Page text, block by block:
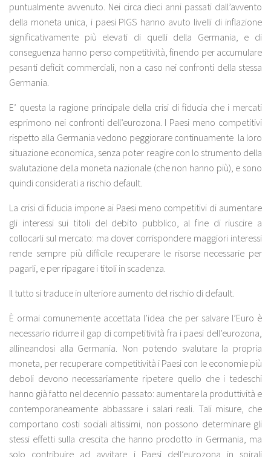
puntualmente avvenuto. Nei circa dieci anni passati dall’avvento
della moneta unica, i paesi PIGS hanno avuto livelli di inflazione
significativamente più elevati di quelli della Germania, e di
conseguenza hanno perso competitività, finendo per accumulare
pesanti deficit commerciali, non a caso nei confronti della stessa
Germania.
E’ questa la ragione principale della crisi di fiducia che i mercati
esprimono nei confronti dell’eurozona. I Paesi meno competitivi
rispetto alla Germania vedono peggiorare continuamente la loro
situazione economica, senza poter reagire con lo strumento della
svalutazione della moneta nazionale (che non hanno più), e sono
quindi considerati a rischio default.
La crisi di fiducia impone ai Paesi meno competitivi di aumentare
gli interessi sui titoli del debito pubblico, al fine di riuscire a
collocarli sul mercato: ma dover corrispondere maggiori interessi
rende sempre più difficile recuperare le risorse necessarie per
pagarli, e per ripagare i titoli in scadenza.
Il tutto si traduce in ulteriore aumento del rischio di default.
È ormai comunemente accettata l’idea che per salvare l’Euro è
necessario ridurre il gap di competitività fra i paesi dell’eurozona,
allineandosi alla Germania. Non potendo svalutare la propria
moneta, per recuperare competitività i Paesi con le economie più
deboli devono necessariamente ripetere quello che i tedeschi
hanno già fatto nel decennio passato: aumentare la produttività e
contemporaneamente abbassare i salari reali. Tali misure, che
comportano costi sociali altissimi, non possono determinare gli
stessi effetti sulla crescita che hanno prodotto in Germania, ma
solo contribuire ad avvitare i Paesi dell’eurozona in spirali